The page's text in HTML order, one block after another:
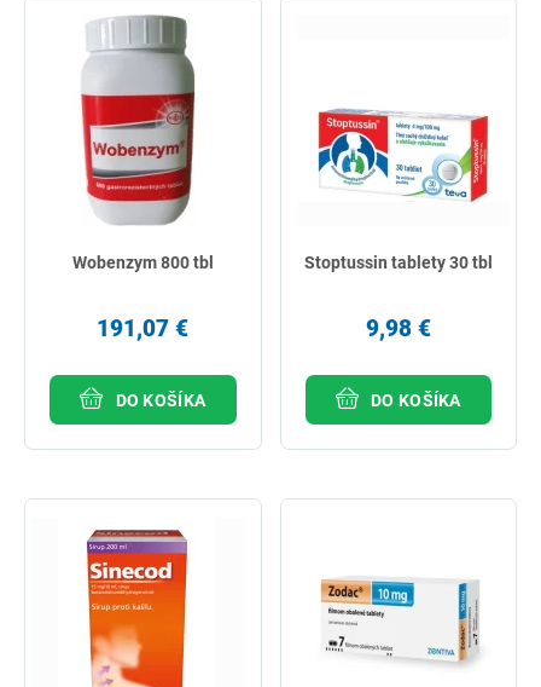
Wobenzym 800 tbl
191,07 €
DO KOŠÍKA
Stoptussin tablety 30 tbl
9,98 €
DO KOŠÍKA